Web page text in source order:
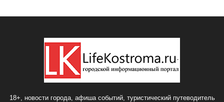
18+, новости города, афиша событий, туристический путеводитель